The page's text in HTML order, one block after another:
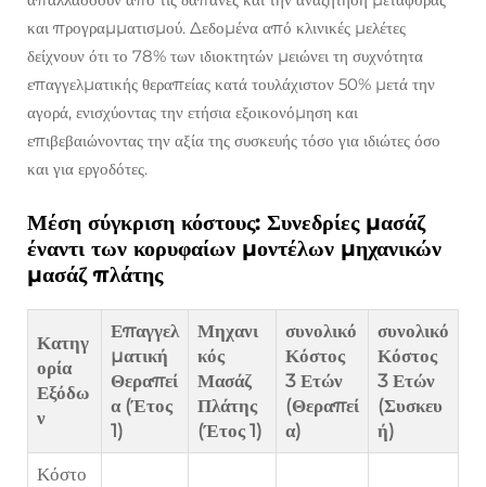
και προγραμματισμού. Δεδομένα από κλινικές μελέτες
δείχνουν ότι το 78% των ιδιοκτητών μειώνει τη συχνότητα
επαγγελματικής θεραπείας κατά τουλάχιστον 50% μετά την
αγορά, ενισχύοντας την ετήσια εξοικονόμηση και
επιβεβαιώνοντας την αξία της συσκευής τόσο για ιδιώτες όσο
και για εργοδότες.
Μέση σύγκριση κόστους: Συνεδρίες μασάζ
έναντι των κορυφαίων μοντέλων μηχανικών
μασάζ πλάτης
Κατηγ
ορία
Εξόδω
ν
Επαγγελ
ματική
Θεραπεί
α (Έτος
1)
Μηχανι
κός
Μασάζ
Πλάτης
(Έτος 1)
συνολικό
Κόστος
3 Ετών
(Θεραπεί
α)
συνολικό
Κόστος
3 Ετών
(Συσκευ
ή)
Κόστο